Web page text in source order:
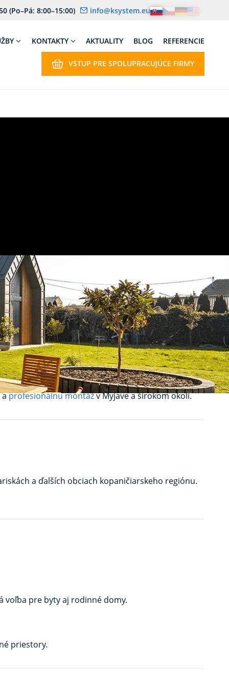
(Po–Pá: 8:00–15:00) info@ksystem.eu
KONTAKTY AKTUALITY BLOG REFERENCIE
VSTUP PRE SPOLUPRACUJÚCE FIRMY
pred
presne prispôsobené rozmerom vašich okien.
aprofesionálnu montážv Myjave a širokom okolí.
a ďalších obciach kopaničiarskeho regiónu.
voľba pre byty aj rodinné domy.
priestory.